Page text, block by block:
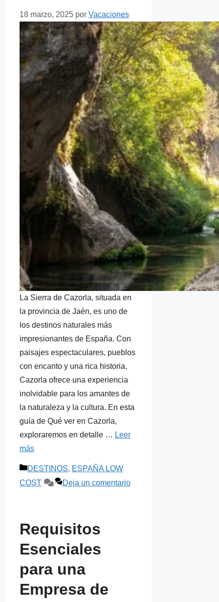
18 marzo, 2025 por Vacaciones
La Sierra de Cazorla, situada en
la provincia de Jaén, es uno de
los destinos naturales más
impresionantes de España. Con
paisajes espectaculares, pueblos
con encanto y una rica historia,
Cazorla ofrece una experiencia
inolvidable para los amantes de
la naturaleza y la cultura. En esta
guía de Qué ver en Cazorla,
exploraremos en detalle … Leer
más
Categorías
DESTINOS, ESPAÑA LOW
COST
Deja un comentario
Requisitos
Esenciales
para una
Empresa de